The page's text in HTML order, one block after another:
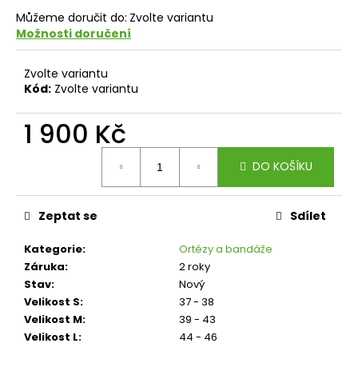
Můžeme doručit do: Zvolte variantu
Možnosti doručení
Zvolte variantu
Kód: Zvolte variantu
1 900 Kč
DO KOŠÍKU
Kategorie:
Ortézy a bandáže
Záruka:
2 roky
Stav:
Nový
Velikost S:
37 - 38
Velikost M:
39 - 43
Velikost L: 44 - 46
Zeptat se Sdílet
r
u
č
u
e
m